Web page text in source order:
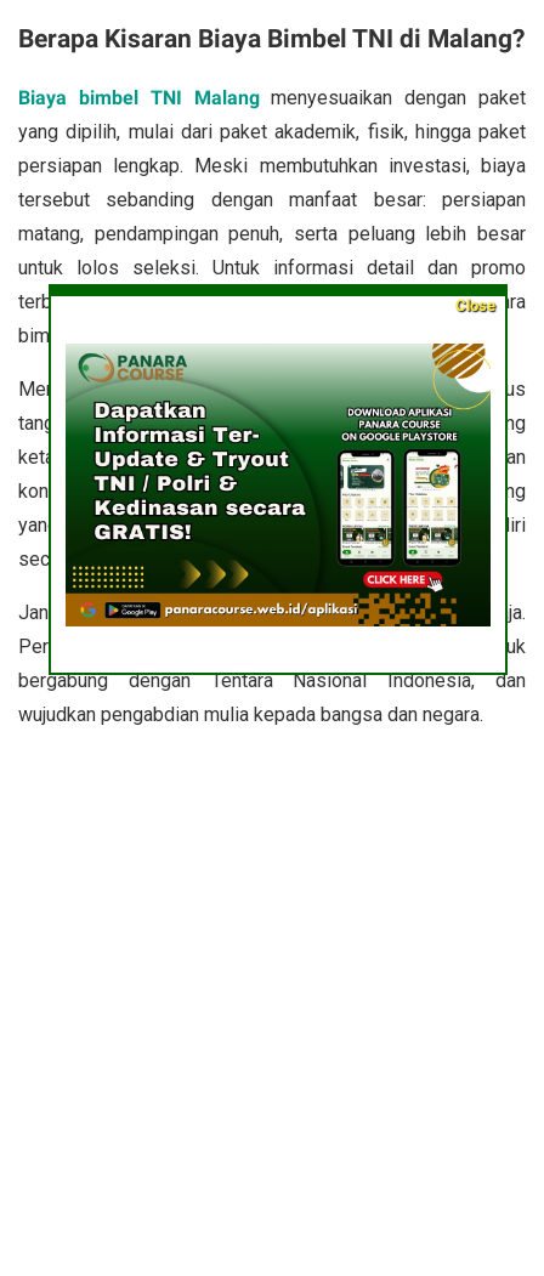
Berapa Kisaran Biaya Bimbel TNI di Malang?
Biaya bimbel TNI Malangmenyesuaikan dengan paket
yang dipilih, mulai dari paket akademik, fisik, hingga paket
persiapan lengkap. Meski membutuhkan investasi, biaya
tersebut sebanding dengan manfaat besar: persiapan
matang, pendampingan penuh, serta peluang lebih besar
untuk lolos seleksi. Untuk informasi detail dan promo
terbaru, peserta dapat menghubungi pihak penyelenggara
bimbel.
Menjadi bagian dari TNI adalah kehormatan sekaligus
tanggung jawab besar. Untuk bisa lolos dalam seleksi yang
ketat, persiapan harus dilakukan secara serius dan
konsisten.Bimbel TNI Malang
, hadir sebagai pendamping
yang siap membantu calon prajurit mempersiapkan diri
secara akademik, fisik, dan mental.
Jangan biarkan kesempatan emas berlalu begitu saja.
Persiapkan diri mulai sekarang, raih cita-cita Anda untuk
bergabung dengan Tentara Nasional Indonesia, dan
wujudkan pengabdian mulia kepada bangsa dan negara.
Close